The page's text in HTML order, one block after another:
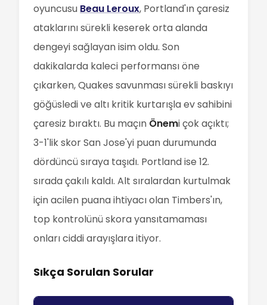
oyuncusu Beau Leroux, Portland'ın çaresiz
ataklarını sürekli keserek orta alanda
dengeyi sağlayan isim oldu. Son
dakikalarda kaleci performansı öne
çıkarken, Quakes savunması sürekli baskıyı
göğüsledi ve altı kritik kurtarışla ev sahibini
çaresiz bıraktı. Bu maçın Önemi çok açıktı;
3-1'lik skor San Jose'yi puan durumunda
dördüncü sıraya taşıdı. Portland ise 12.
sırada çakılı kaldı. Alt sıralardan kurtulmak
için acilen puana ihtiyacı olan Timbers'ın,
top kontrolünü skora yansıtamaması
onları ciddi arayışlara itiyor.
Sıkça Sorulan Sorular